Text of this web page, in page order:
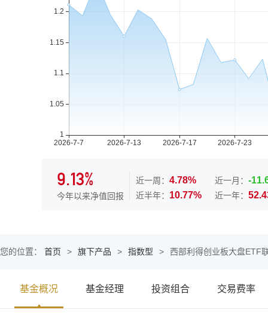
9.13%
今年以来净值回报
近一周： 4.78%
近半年： 10.77%
近一月： -
近一年：
您的位置： 首页 > 旗下产品 > 指数型 > 西部利得创业板大盘ETF
基金概况 基金经理 投资组合 交易费率